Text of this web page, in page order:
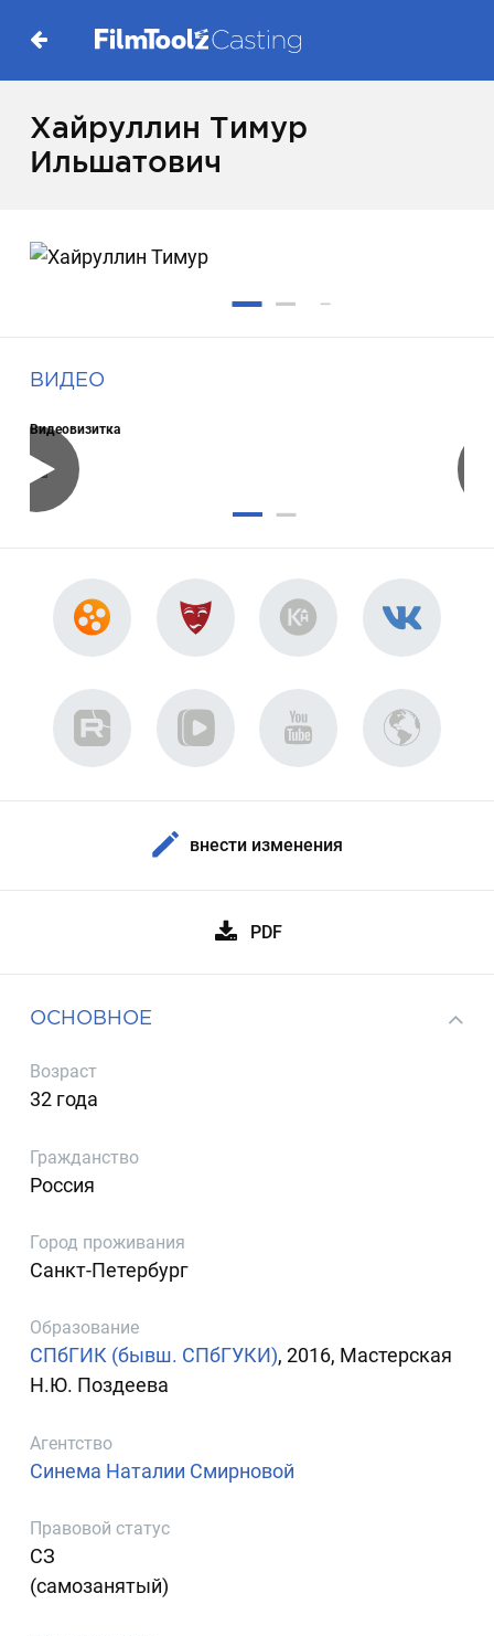
Хайруллин Тимур
Ильшатович
ВИДЕО
Видеовизитка
внести изменения
PDF
ОСНОВНОЕ
Возраст
32 года
Гражданство
Россия
Город проживания
Санкт-Петербург
Образование
СПбГИК (бывш. СПбГУКИ), 2016, Мастерская
Н.Ю. Поздеева
Агентство
Синема Наталии Смирновой
Правовой статус
СЗ
(самозанятый)